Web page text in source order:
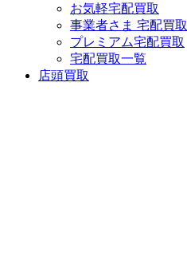
お気軽宅配買取
事業者さま 宅配買取
プレミアム宅配買取
宅配買取一覧
店頭買取